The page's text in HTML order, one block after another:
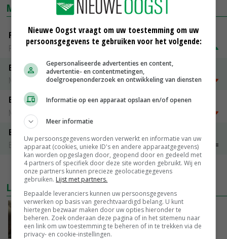
MARKTPRIJZEN
Fritesgeschikt NL Du Be
PotatoNL
€ 15,00~ € 23,00
Emmeloord Tarwe
Noteringen
€ 205,00~ € 208,00
Emmeloord Schaaltjespeen
Noteringen
Bintje A 28/35
Bintje Info
€ 48,00~ € 52,00
MEER MARKTPRIJZEN
LAATSTE NIEUWS
‘Samenwerking A-ware en Amalthea gaat
zorgen voor meer balans’
GISTEREN, 16:01
Nieuwe Oogst vraagt om uw toestemming om uw
persoonsgegevens te gebruiken voor het volgende:
Gepersonaliseerde advertenties en content,
advertentie- en contentmetingen,
doelgroepenonderzoek en ontwikkeling van diensten
Informatie op een apparaat opslaan en/of openen
Meer informatie
Uw persoonsgegevens worden verwerkt en informatie van uw
apparaat (cookies, unieke ID's en andere apparaatgegevens)
kan worden opgeslagen door, geopend door en gedeeld met
4 partners of specifiek door deze site worden gebruikt. Wij en
onze partners kunnen precieze geolocatiegegevens
gebruiken. Lijst met partners.
Bepaalde leveranciers kunnen uw persoonsgegevens
verwerken op basis van gerechtvaardigd belang. U kunt
hiertegen bezwaar maken door uw opties hieronder te
beheren. Zoek onderaan deze pagina of in het sitemenu naar
een link om uw toestemming te beheren of in te trekken via de
privacy- en cookie-instellingen.